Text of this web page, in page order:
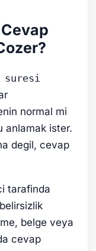
suresi
normal mi
anlamak ister.
degil, cevap
tarafinda
belge veya
cevap